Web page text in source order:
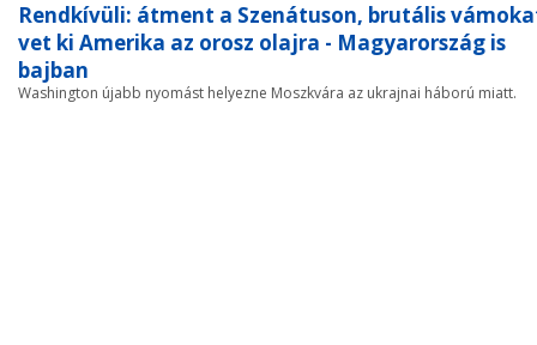
Rendkívüli: átment a Szenátuson, brutális
vet ki Amerika az orosz olajra - Magyarország is
bajban
Washington újabb nyomást helyezne Moszkvára az ukrajnai háború miatt.